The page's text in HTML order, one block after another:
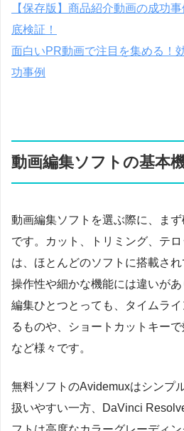
【保存版】商品紹介動画の成功
底検証！
面白いPR動画で注目を集める！
功事例
動画編集ソフトの基本
動画編集ソフトを選ぶ際に、ま
です。カット、トリミング、テ
は、ほとんどのソフトに搭載さ
操作性や細かな機能には違いが
編集ひとつとっても、タイムラ
るものや、ショートカットキー
など様々です。
無料ソフトのAvidemuxはシンプ
扱いやすい一方、DaVinci